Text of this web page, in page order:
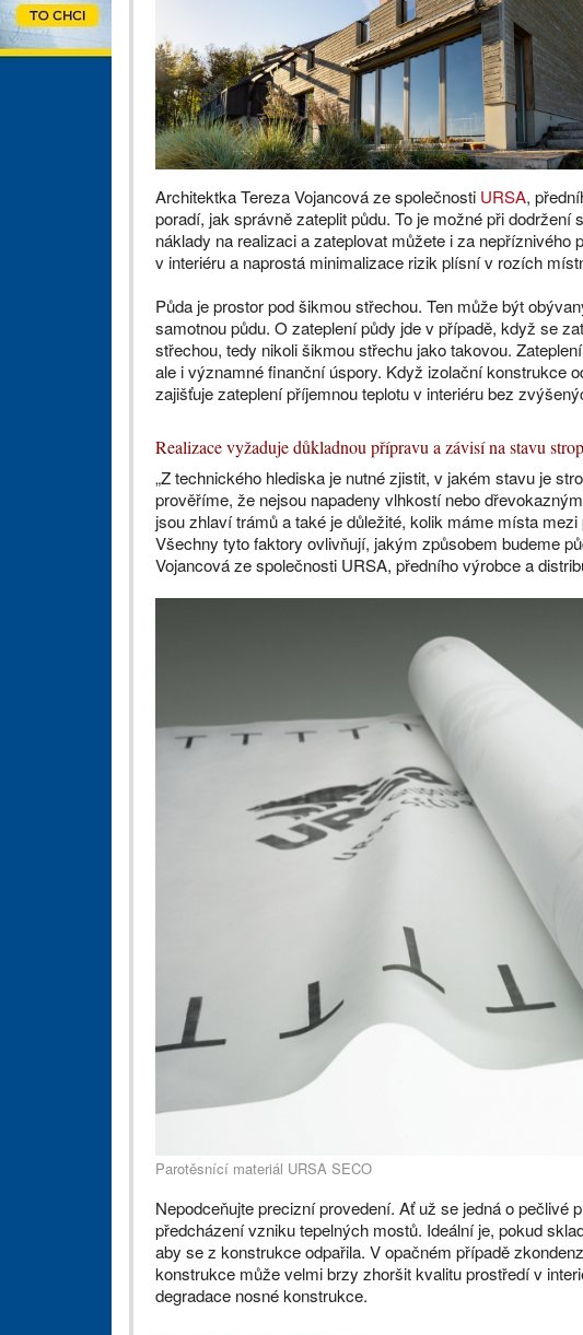
Architektka Tereza Vojancová ze společnosti URSA,
poradí, jak správně zateplit půdu. To je možné při
náklady na realizaci a zateplovat můžete i za nepříznivého
v interiéru a naprostá minimalizace rizik plísní v rozích
Půda je prostor pod šikmou střechou. Ten může být
samotnou půdu. O zateplení půdy jde v případě, když se
střechou, tedy nikoli šikmou střechu jako takovou.
ale i významné finanční úspory. Když izolační konstrukce
zajišťuje zateplení příjemnou teplotu v interiéru bez
Realizace vyžaduje důkladnou přípravu a závisí na stavu
„Z technického hlediska je nutné zjistit, v jakém stavu je
prověříme, že nejsou napadeny vlhkostí nebo
jsou zhlaví trámů a také je důležité, kolik máme místa
Všechny tyto faktory ovlivňují, jakým způsobem budeme
Vojancová ze společnosti URSA, předního výrobce a
Parotěsnící materiál URSA SECO
Nepodceňujte precizní provedení. Ať už se jedná o
předcházení vzniku tepelných mostů. Ideální je, pokud
aby se z konstrukce odpařila. V opačném případě
konstrukce může velmi brzy zhoršit kvalitu prostředí v
degradace nosné konstrukce.